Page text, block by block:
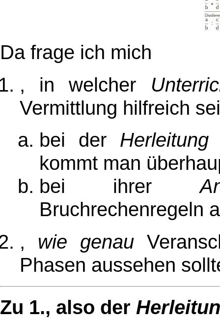
Da frage ich mich
, in welcher
Vermittlung hilfreich
bei der
kommt man
bei ihrer
Bruchrechenregeln
, wie genau
Phasen aussehen
Zu 1., also der